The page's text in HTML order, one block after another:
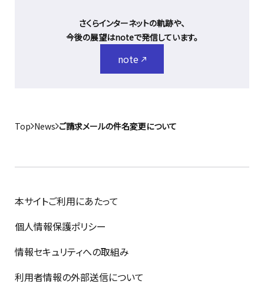
さくらインターネットの軌跡や、
今後の展望はnoteで発信しています。
note
Top News ご請求メールの件名変更について
本サイトご利用にあたって
個人情報保護ポリシー
情報セキュリティへの取組み
利用者情報の外部送信について